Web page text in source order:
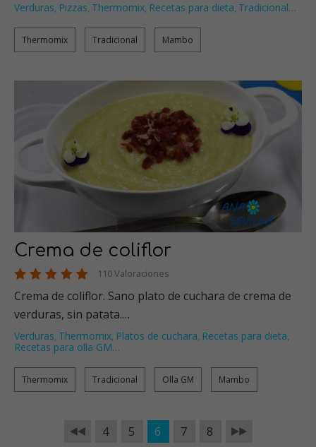
Verduras, Pizzas, Thermomix, Recetas para dieta, Tradicional…
Thermomix Tradicional Mambo
Crema de coliflor
110 Valoraciones
Crema de coliflor. Sano plato de cuchara de crema de
verduras, sin patata.…
Verduras, Thermomix, Platos de cuchara, Recetas para dieta,
Recetas para olla GM…
Thermomix Tradicional Olla GM Mambo
4 5 6 7 8